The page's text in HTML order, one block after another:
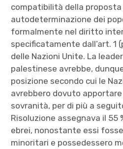
compatibilità della proposta
autodeterminazione dei
formalmente nel diritto
specificatamente dall’art. 1
delle Nazioni Unite. La
palestinese avrebbe,
posizione secondo cui le
avrebbero dovuto
sovranità, per di più a
Risoluzione assegnava il 55
ebrei, nonostante essi
minoritari e possedessero